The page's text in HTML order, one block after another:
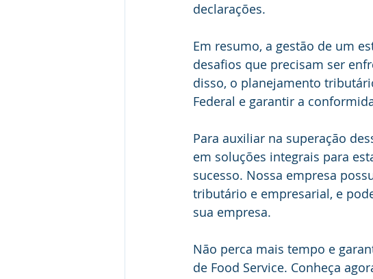
declarações.
Em resumo, a gestão de um
desafios que precisam ser
disso, o planejamento
Federal e garantir a
Para auxiliar na superação
em soluções integrais para
sucesso. Nossa empresa
tributário e empresarial, e
sua empresa.
Não perca mais tempo e
de Food Service. Conheça